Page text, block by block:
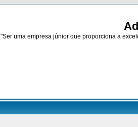
"Ser uma empresa júnior que proporciona a